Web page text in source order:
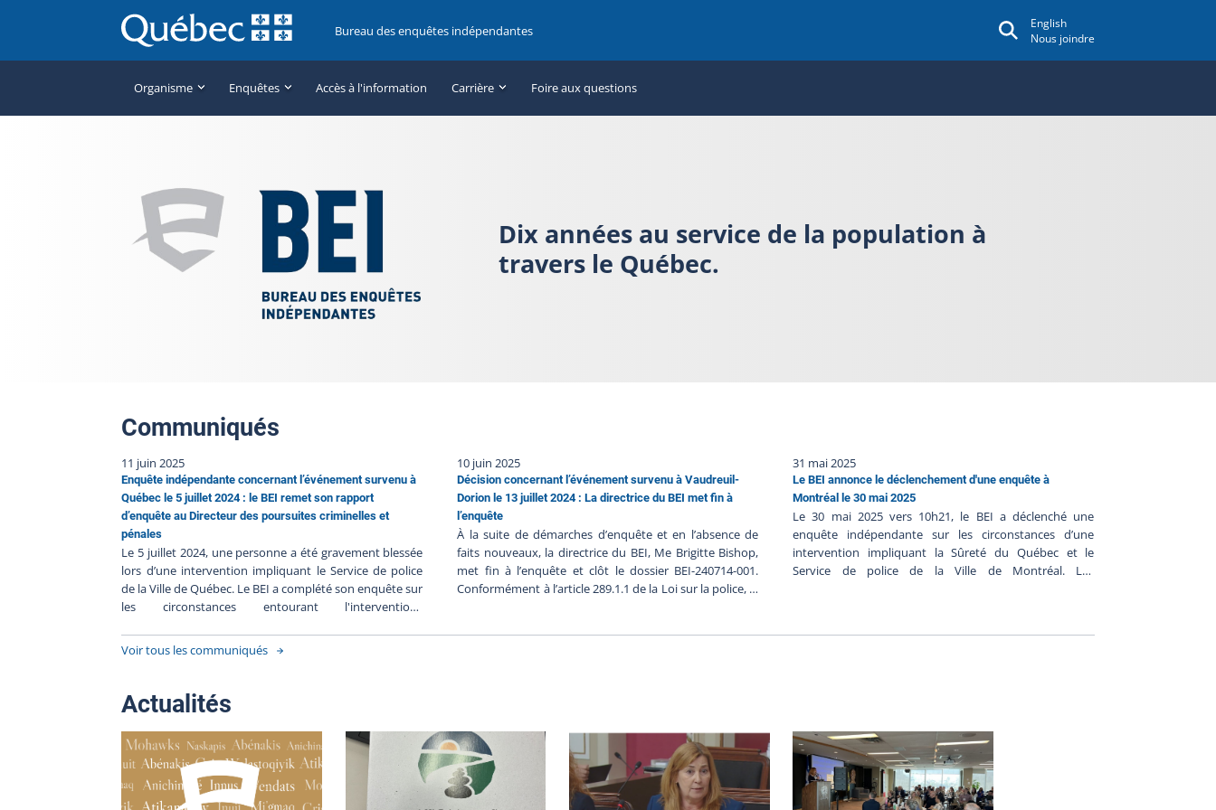
Bureau des enquêtes indépendantes
English
Nous joindre
Organisme Enquêtes Accès à l'information Carrière Foire aux questions
Dix années au service de la population à
travers le Québec.
Communiqués
11 juin 2025
Enquête indépendante concernant l’événement survenu à
Québec le 5 juillet 2024 : le BEI remet son rapport
d’enquête au Directeur des poursuites criminelles et
pénales
Le 5 juillet 2024, une personne a été gravement blessée
lors d’une intervention impliquant le Service de police
de la Ville de Québec. Le BEI a complété son enquête sur
les circonstances entourant l'intervention.
BEI a transmis son rapport au Directeur des poursuites
criminelles et pénales (DPCP) le 22 mai 2025. C'est sur la
de porter des accusations contre les policiers impliqués,
en fonction de son appréciation des faits analysés à la
lumière du droit applicable. Le rapport soumis au DPCP
par le BEI contient l’ensemble des composantes de
l’enquête. On y retrouve les déclarations des témoins et
des personnes impliquées, ainsi que la preuve
matérielle recueillie et les expertises s’y rattachant. Ces
10 juin 2025
Décision concernant l’événement survenu à Vaudreuil-
Dorion le 13 juillet 2024 : La directrice du BEI met fin à
l’enquête
À la suite de démarches d’enquête et en l’absence de
faits nouveaux, la directrice du BEI, Me Brigitte Bishop,
met fin à l’enquête et clôt le dossier BEI-240714-001.
Conformément à l’article 289.1.1 de la Loi sur la police, la
accusations ont été portées contre une personne civile
impliquée dans l’intervention policière et que le dossier
est toujours devant les tribunaux, le BEI ne rendra pas
publique davantage d’information pour le moment afin
de ne pas nuire à l’équité et à l’intégrité du processus
31 mai 2025
Le BEI annonce le déclenchement d'une enquête à
Montréal le 30 mai 2025
Le 30 mai 2025 vers 10h21, le BEI a déclenché une
enquête indépendante sur les circonstances d’une
intervention impliquant la Sûreté du Québec et le
Service de police de la Ville de Montréal. Les
de la Sûreté du Québec; La personne aurait couru sur le
terre-plein; Les policiers de la Sûreté du Québec
seraient intervenus auprès de la personne afin de la
maîtriser et la menotter;Vers 8h12 la personne aurait
perdu conscience; Les premiers soins lui auraient été
Voir tous les communiqués
Actualités